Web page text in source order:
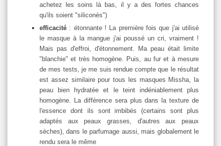
achetez les soins là bas, il y a des fortes chances
qu'ils soient "siliconés")
efficacité : étonnante ! La première fois que j'ai utilisé
le masque à la mangue j'ai poussé un cri, vraiment !
Mais pas d'effroi, d'étonnement. Ma peau était limite
"blanchie" et très homogène. Puis, au fur et à mesure
de mes tests, je me suis rendue compte que le résultat
est assez similaire pour tous les masques Missha, la
peau bien hydratée et le teint indéniablement plus
homogène. La différence sera plus dans la texture de
l'essence dont ils sont imbibés (certains sont plus
adaptés aux peaux grasses, d'autres aux peaux
sèches), dans le parfumage aussi, mais globalement le
rendu sera le même